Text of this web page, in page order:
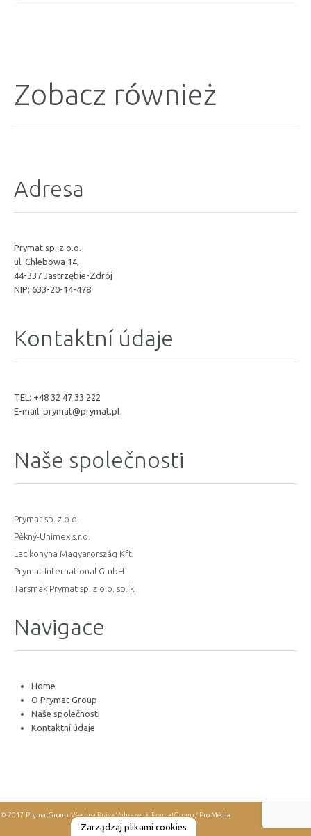
Zobacz również
Adresa
Prymat sp. z o.o.
ul. Chlebowa 14,
44-337 Jastrzębie-Zdrój
NIP: 633-20-14-478
Kontaktní údaje
TEL: +48 32 47 33 222
E-mail: prymat@prymat.pl
Naše společnosti
Prymat sp. z o.o.
Pěkný-Unimex s.r.o.
Lacikonyha Magyarország Kft.
Prymat International GmbH
Tarsmak Prymat sp. z o.o. sp. k.
Navigace
Home
O Prymat Group
Naše společnosti
Kontaktní údaje
© 2017 PrymatGroup. Všechna Práva Vyhrazená. PrymatGroup / Pro Média
Zarządzaj plikami cookies